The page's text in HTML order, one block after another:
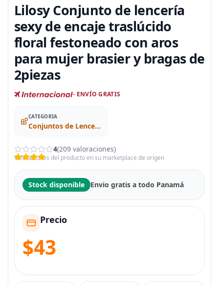
Lilosy Conjunto de lencería
sexy de encaje traslúcido
floral festoneado con aros
para mujer brasier y bragas de
2piezas
- ENVÍO GRATIS
CATEGORIA
Conjuntos de Lencería
4(209 valoraciones)
Valoraciones del producto en su marketplace de origen
Stock disponible Envio gratis a todo Panamá
Precio
$43